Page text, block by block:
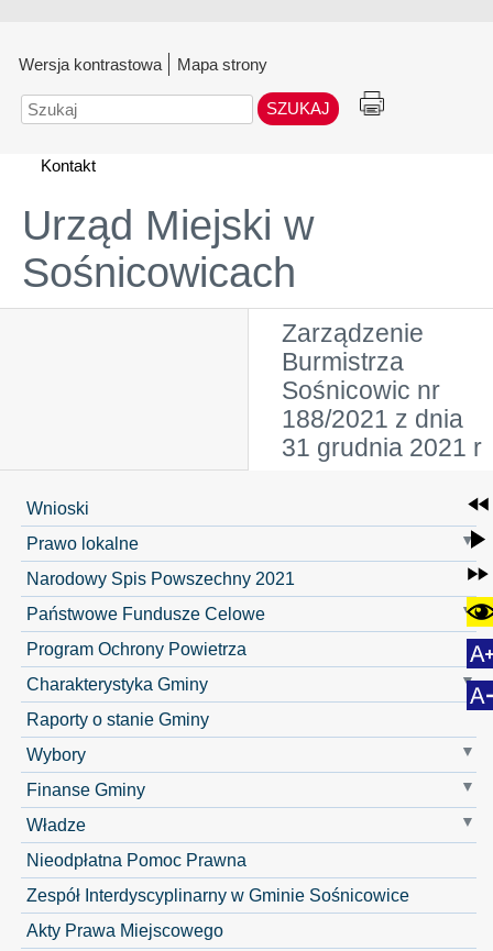
Wersja kontrastowa Mapa strony
Szukaj
Kontakt
Urząd Miejski w
Sośnicowicach
Zarządzenie
Burmistrza
Sośnicowic nr
188/2021 z dnia
31 grudnia 2021 r
Wnioski
Prawo lokalne
Narodowy Spis Powszechny 2021
Państwowe Fundusze Celowe
Program Ochrony Powietrza
Charakterystyka Gminy
Raporty o stanie Gminy
Wybory
Finanse Gminy
Władze
Nieodpłatna Pomoc Prawna
Zespół Interdyscyplinarny w Gminie Sośnicowice
Akty Prawa Miejscowego